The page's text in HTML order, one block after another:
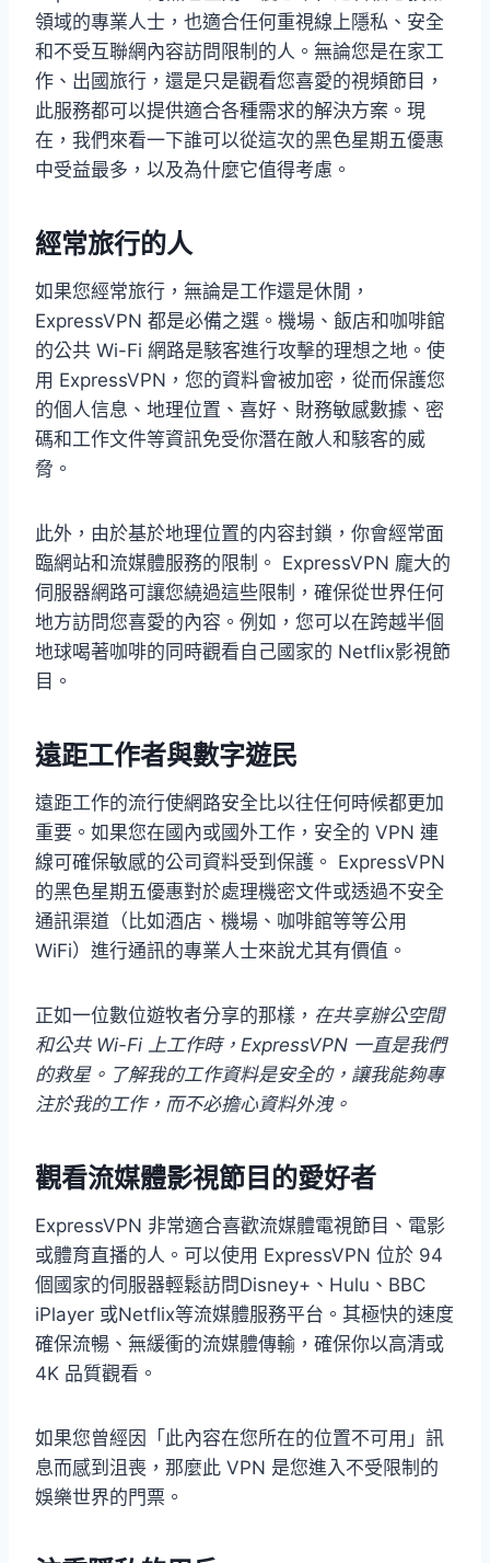
領域的專業人士，也適合任何重視線上隱私、安全
和不受互聯網內容訪問限制的人。無論您是在家工
作、出國旅行，還是只是觀看您喜愛的視頻節目，
此服務都可以提供適合各種需求的解決方案。現
在，我們來看一下誰可以從這次的黑色星期五優惠
中受益最多，以及為什麼它值得考慮。
經常旅行的人
如果您經常旅行，無論是工作還是休閒，
ExpressVPN 都是必備之選。機場、飯店和咖啡館
的公共 Wi-Fi 網路是駭客進行攻擊的理想之地。使
用 ExpressVPN，您的資料會被加密，從而保護您
的個人信息、地理位置、喜好、財務敏感數據、密
碼和工作文件等資訊免受你潛在敵人和駭客的威
脅。
此外，由於基於地理位置的内容封鎖，你會經常面
臨網站和流媒體服務的限制。 ExpressVPN 龐大的
伺服器網路可讓您繞過這些限制，確保從世界任何
地方訪問您喜愛的內容。例如，您可以在跨越半個
地球喝著咖啡的同時觀看自己國家的 Netflix影視節
目。
遠距工作者與數字遊民
遠距工作的流行使網路安全比以往任何時候都更加
重要。如果您在國內或國外工作，安全的 VPN 連
線可確保敏感的公司資料受到保護。 ExpressVPN
的黑色星期五優惠對於處理機密文件或透過不安全
通訊渠道（比如酒店、機場、咖啡館等等公用
WiFi）進行通訊的專業人士來說尤其有價值。
正如一位數位遊牧者分享的那樣， 在共享辦公空間
和公共 Wi-Fi 上工作時，ExpressVPN 一直是我們
的救星。了解我的工作資料是安全的，讓我能夠專
注於我的工作，而不必擔心資料外洩。
觀看流媒體影視節目的愛好者
ExpressVPN 非常適合喜歡流媒體電視節目、電影
或體育直播的人。可以使用 ExpressVPN 位於 94
個國家的伺服器輕鬆訪問Disney+、Hulu、BBC
iPlayer 或Netflix等流媒體服務平台。其極快的速度
確保流暢、無緩衝的流媒體傳輸，確保你以高清或
4K 品質觀看。
如果您曾經因「此內容在您所在的位置不可用」訊
息而感到沮喪，那麼此 VPN 是您進入不受限制的
娛樂世界的門票。